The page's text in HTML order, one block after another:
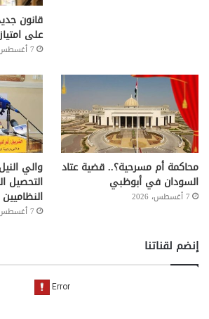
قانون
على
7 أغسطس، 2026
محاكمة أم مسرحية؟.. قضية عتاد
السودان في أبوظبي
7 أغسطس، 2026
والي
التحصيل
7 أغسطس، 2026
إنضم لقناتنا